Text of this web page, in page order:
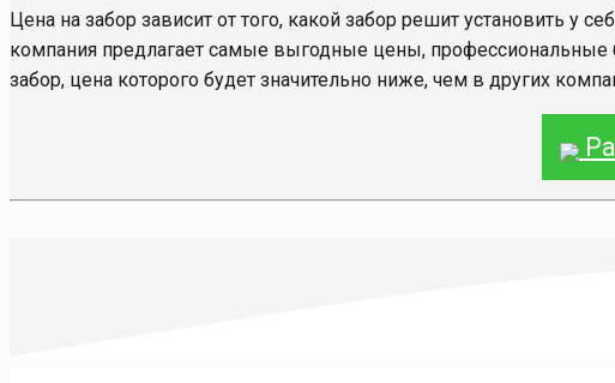
Цена на забор зависит от того, какой забор решит установить у
компания предлагает самые выгодные цены, профессиональные
забор, цена которого будет значительно ниже, чем в других